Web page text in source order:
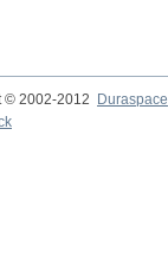
© 2002-2012
Duraspace